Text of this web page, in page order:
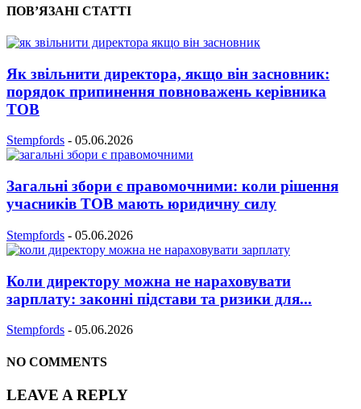
ПОВ’ЯЗАНІ СТАТТІ
Як звільнити директора, якщо він засновник:
порядок припинення повноважень керівника
ТОВ
Stempfords - 05.06.2026
Загальні збори є правомочними: коли рішення
учасників ТОВ мають юридичну силу
Stempfords - 05.06.2026
Коли директору можна не нараховувати
зарплату: законні підстави та ризики для...
Stempfords - 05.06.2026
NO COMMENTS
LEAVE A REPLY